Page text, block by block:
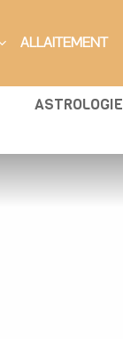
ALLAITEMENT
ASTROLOGIE